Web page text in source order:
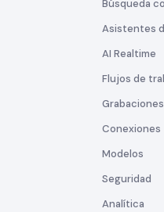
Búsqueda
Asistentes
AI Realtime
Flujos de
Grabaciones
Conexiones
Modelos
Seguridad
Analítica